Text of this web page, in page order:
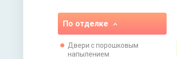
По отделке
Двери с порошковым
напылением